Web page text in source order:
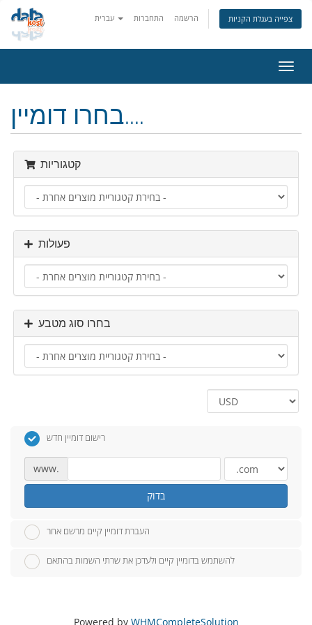
התחברות הרשמה צפייה בעגלת הקניות
ניווט
בחרו דומיין....
קטגוריות
פעולות
בחרו סוג מטבע
רישום דומיין חדש
www.
בדוק
העברת דומיין קיים מרשם אחר
להשתמש בדומיין קיים ולעדכן את שרתי השמות בהתאם
Powered by WHMCompleteSolution